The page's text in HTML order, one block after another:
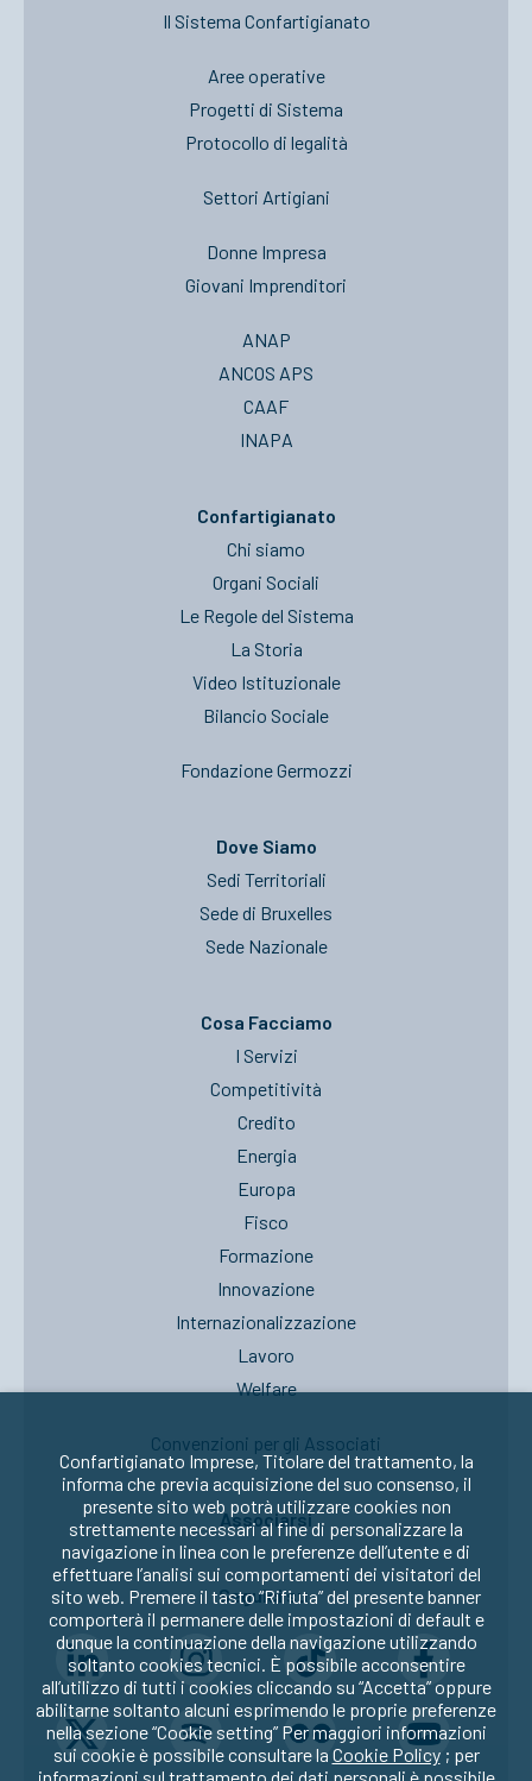
Il Sistema Confartigianato
Aree operative
Progetti di Sistema
Protocollo di legalità
Settori Artigiani
Donne Impresa
Giovani Imprenditori
ANAP
ANCOS APS
CAAF
INAPA
Confartigianato
Chi siamo
Organi Sociali
Le Regole del Sistema
La Storia
Video Istituzionale
Bilancio Sociale
Fondazione Germozzi
Dove Siamo
Sedi Territoriali
Sede di Bruxelles
Sede Nazionale
Cosa Facciamo
I Servizi
Competitività
Credito
Energia
Europa
Fisco
Formazione
Innovazione
Internazionalizzazione
Lavoro
Welfare
Convenzioni per gli Associati
Associarsi
Seguici su:
Confartigianato Imprese, Titolare del trattamento, la
informa che previa acquisizione del suo consenso, il
presente sito web potrà utilizzare cookies non
strettamente necessari al fine di personalizzare la
navigazione in linea con le preferenze dell’utente e di
effettuare l’analisi sui comportamenti dei visitatori del
sito web. Premere il tasto “Rifiuta” del presente banner
comporterà il permanere delle impostazioni di default e
dunque la continuazione della navigazione utilizzando
soltanto cookies tecnici. È possibile acconsentire
all’utilizzo di tutti i cookies cliccando su “Accetta” oppure
abilitarne soltanto alcuni esprimendo le proprie preferenze
nella sezione “Cookie setting” Per maggiori informazioni
sui cookie è possibile consultare la Cookie Policy; per